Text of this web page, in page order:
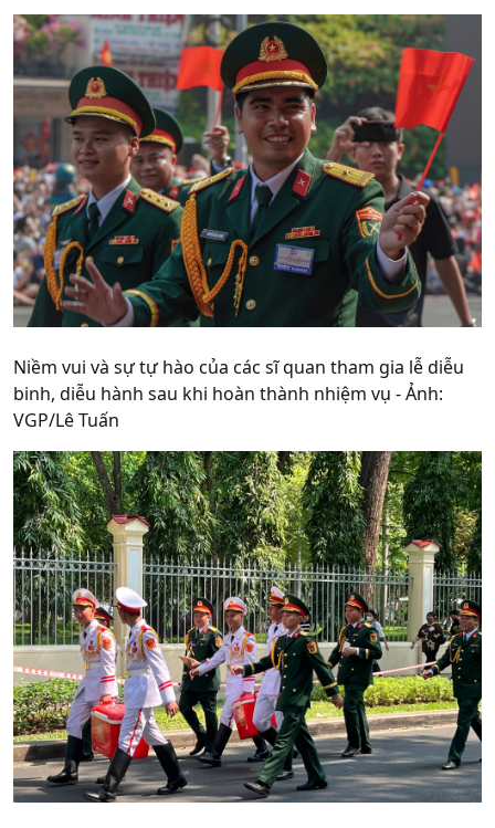
Niềm vui và sự tự hào của các sĩ quan tham gia lễ diễu
binh, diễu hành sau khi hoàn thành nhiệm vụ - Ảnh:
VGP/Lê Tuấn